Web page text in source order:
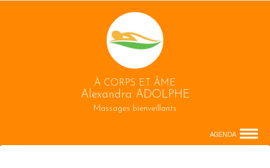
À CORPS ET ÂME
Alexandra ADOLPHE
Massages bienveillants
AGENDA